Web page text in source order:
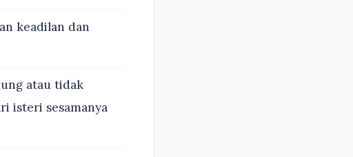
keadilan dan
atau tidak
isteri sesamanya